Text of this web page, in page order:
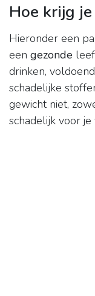
Hoe krijg
Hieronder een
een gezonde
drinken,
schadelijke
gewicht niet,
schadelijk voor